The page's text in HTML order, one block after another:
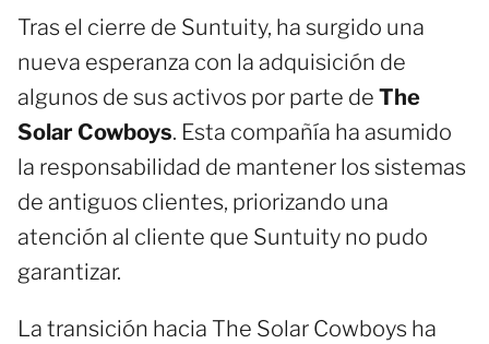
Tras el cierre de Suntuity, ha surgido una
nueva esperanza con la adquisición de
algunos de sus activos por parte de The
Solar Cowboys. Esta compañía ha asumido
la responsabilidad de mantener los sistemas
de antiguos clientes, priorizando una
atención al cliente que Suntuity no pudo
garantizar.
La transición hacia The Solar Cowboys ha